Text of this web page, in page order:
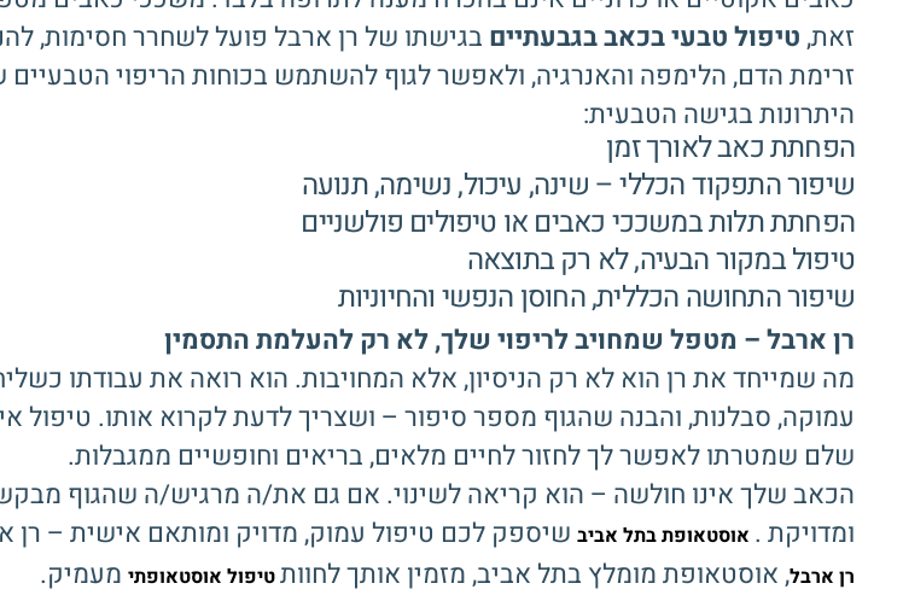
זאת,טיפול טבעי בכאב בגבעתיים בגישתו של רן ארבל פועל לשחרר חסימות,
זרימת הדם, הלימפה והאנרגיה, ולאפשר לגוף להשתמש בכוחות הריפוי הטבעיים
היתרונות בגישה הטבעית:
הפחתת כאב לאורך זמן
שיפור התפקוד הכללי – שינה, עיכול, נשימה, תנועה
הפחתת תלות במשככי כאבים או טיפולים פולשניים
טיפול במקור הבעיה, לא רק בתוצאה
שיפור התחושה הכללית, החוסן הנפשי והחיוניות
רן ארבל – מטפל שמחויב לריפוי שלך, לא רק להעלמת התסמין
מה שמייחד את רן הוא לא רק הניסיון, אלא המחויבות. הוא רואה את עבודתו
עמוקה, סבלנות, והבנה שהגוף מספר סיפור – ושצריך לדעת לקרוא אותו. טיפול
שלם שמטרתו לאפשר לך לחזור לחיים מלאים, בריאים וחופשיים ממגבלות.
הכאב שלך אינו חולשה – הוא קריאה לשינוי. אם גם את/ה מרגיש/ה שהגוף
ומדויקת . אוסטאופת בתל אביב שיספק לכם טיפול עמוק, מדויק ומותאם אישית – רן
רן ארבל, אוסטאופת מומלץ בתל אביב, מזמין אותך לחוותטיפול אוסטאופתי מעמיק.